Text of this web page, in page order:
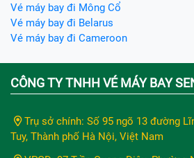
Vé máy bay đi Mông Cổ
Vé máy bay đi Belarus
Vé máy bay đi Cameroon
CÔNG TY TNHH VÉ MÁY BAY
Trụ sở chính: Số 95 ngõ 13 đường
Tuy, Thành phố Hà Nội, Việt Nam